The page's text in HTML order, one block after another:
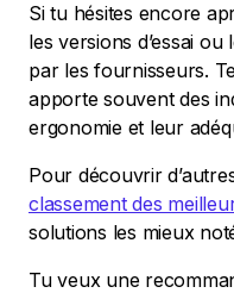
Si tu hésites encore
les versions d’essai
par les fournisseurs.
apporte souvent des
ergonomie et leur
Pour découvrir
classement des
solutions les mieux
Tu veux une